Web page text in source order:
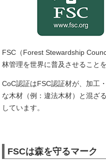
FSC（Forest Stewardship
林管理を世界に普及させること
CoC認証はFSC認証材が、加工
な木材（例：違法木材）と混ざ
しています。
FSCは森を守るマーク